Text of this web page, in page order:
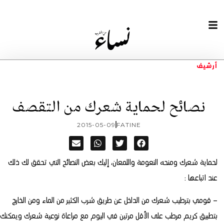
أرشيف
نصائح لحماية شعرك من التقصف
FATINE
2015-05-09
لحماية شعرك ومنحه النعومة واللمعان، إليك بعض النصائح التي تحقق لك ذلك
عند اتباعها :
– قومي بترطيب شعرك من الداخل عن طريق شرب الكثير من الماء ومن الخارج
بتطبيق كريم مرطب على الأقل مرتين في اليوم مع مراعاة نوعية شعرك ويمكنك